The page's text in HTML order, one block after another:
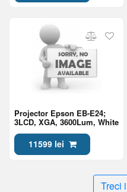
Projector Epson EB-E24;
3LCD, XGA, 3600Lum, White
11599 lei
Treci